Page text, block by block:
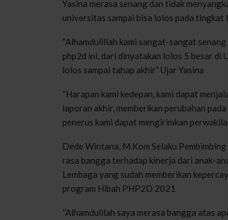
Yasina merasa senang dan tidak
universitas sampai bisa lolos pada tingkat
“Alhamdulillah kami sangat-sangat
php2d ini, dari dinyatakan lolos 5 besar di
lolos sampai tahap akhir” Ujar Yasina
“Harapan kami kedepan, kami dapat
laporan akhir, memberikan perubahan
penerus kami dapat mengirimkan
Dede Wintana, M.Kom Selaku
rasa bangga terhadap kinerja dari anak-
Lembaga yang sudah memberikan
program Hibah PHP2D 2021
“Alhamdulilah saya merasa bangga atas